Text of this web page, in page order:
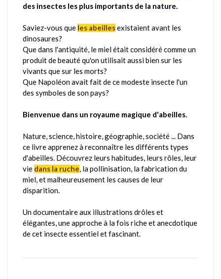
des insectes les plus importants de la nature.
Saviez-vous que les abeillesexistaient avant les
dinosaures?
Que dans l'antiquité, le miel était considéré comme un
produit de beauté qu'on utilisait aussi bien sur les
vivants que sur les morts?
Que Napoléon avait fait de ce modeste insecte l'un
des symboles de son pays?
Bienvenue dans un royaume magique d'abeilles.
Nature, science, histoire, géographie, société ... Dans
ce livre apprenez à reconnaître les différents types
d'abeilles. Découvrez leurs habitudes, leurs rôles, leur
vie dans la ruche, la pollinisation, la fabrication du
miel, et malheureusement les causes de leur
disparition.
Un documentaire aux illustrations drôles et
élégantes, une approche à la fois riche et anecdotique
de cet insecte essentiel et fascinant.